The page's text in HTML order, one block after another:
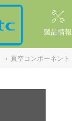
製品情報
› 真空コンポーネント